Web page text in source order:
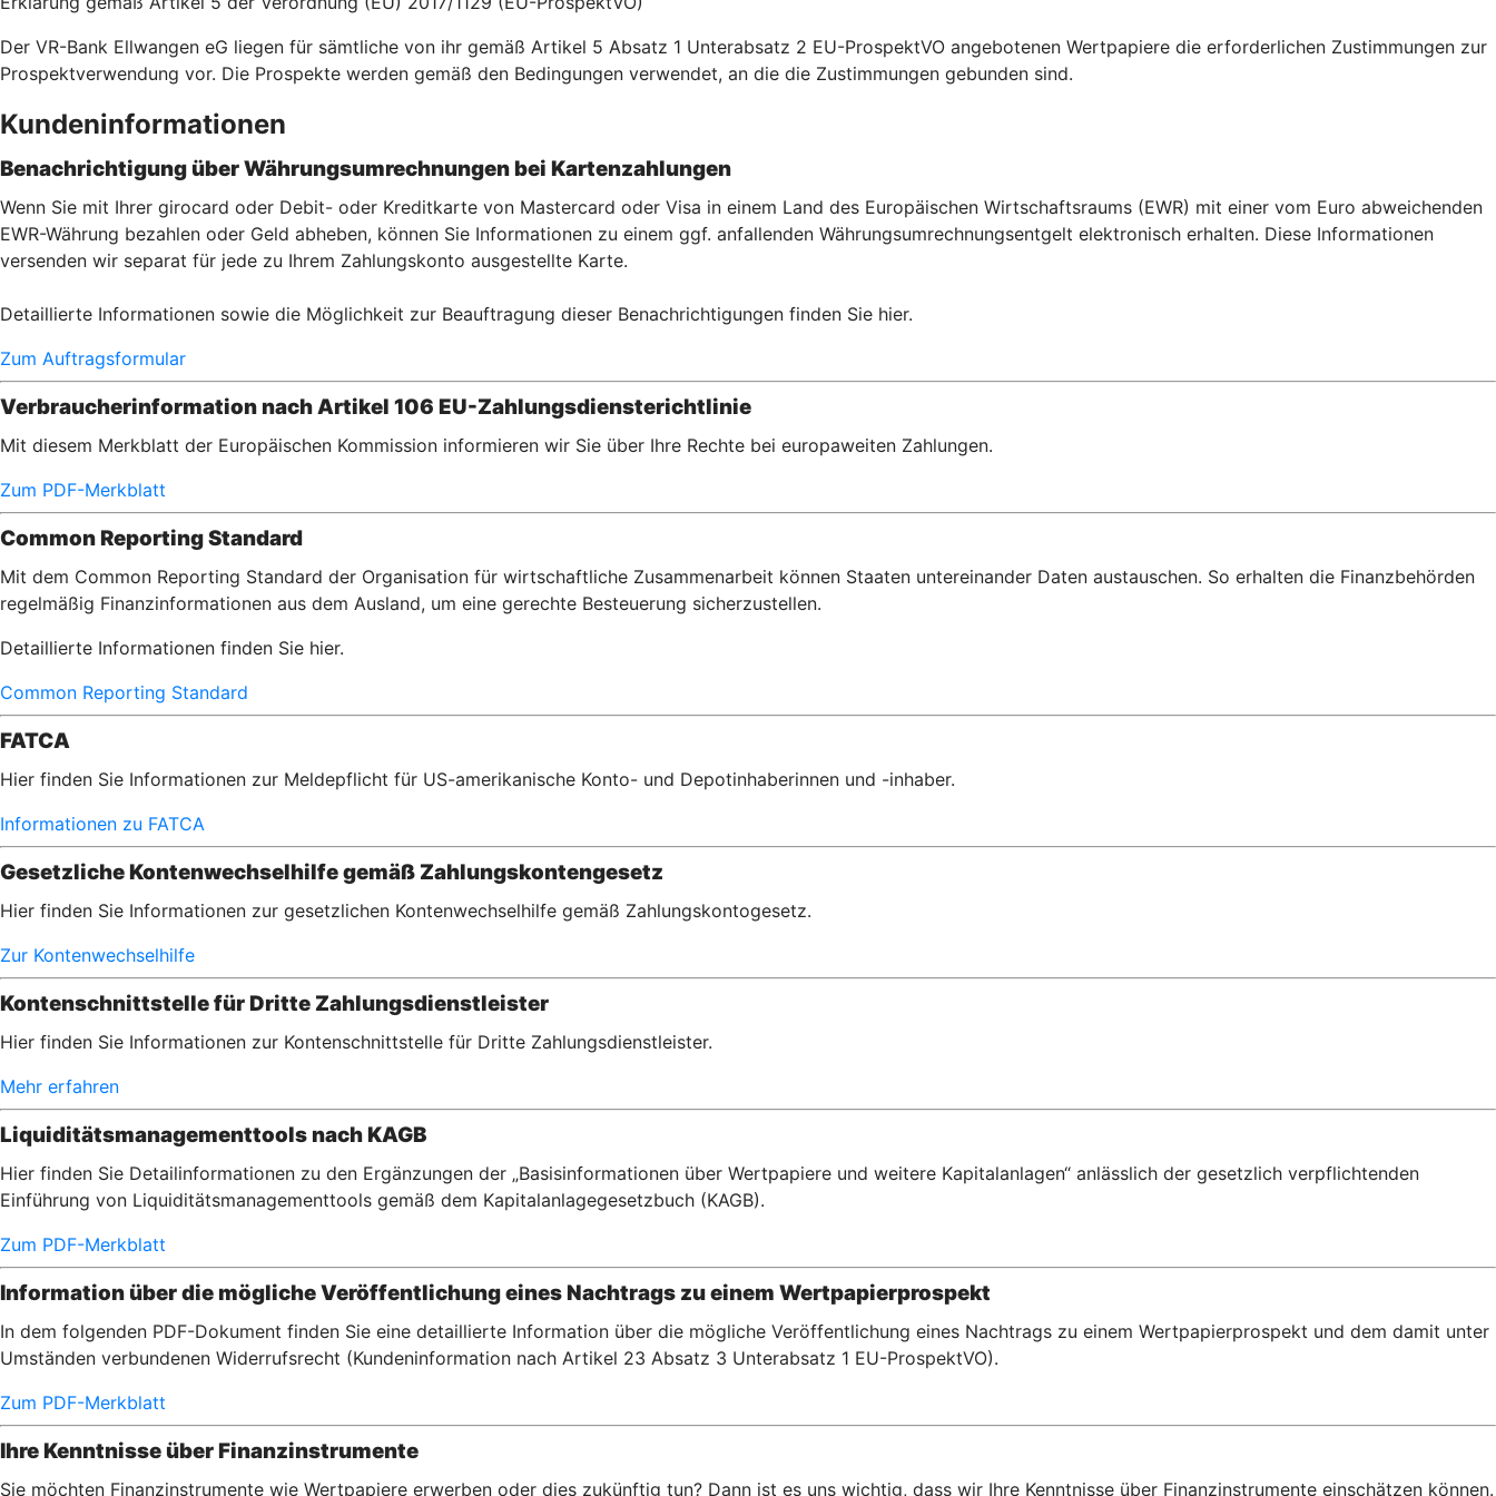
Der VR-Bank Ellwangen eG liegen für sämtliche von ihr gemäß Artikel 5 Absatz 1 Unterabsatz 2 EU-ProspektVO angebotenen Wertpapiere die erforderlichen Zustimmungen zur
Prospektverwendung vor. Die Prospekte werden gemäß den Bedingungen verwendet, an die die Zustimmungen gebunden sind.
Kundeninformationen
Benachrichtigung über Währungsumrechnungen bei Kartenzahlungen
Wenn Sie mit Ihrer girocard oder Debit- oder Kreditkarte von Mastercard oder Visa in einem Land des Europäischen Wirtschaftsraums (EWR) mit einer vom Euro abweichenden
EWR-Währung bezahlen oder Geld abheben, können Sie Informationen zu einem ggf. anfallenden Währungsumrechnungsentgelt elektronisch erhalten. Diese Informationen
versenden wir separat für jede zu Ihrem Zahlungskonto ausgestellte Karte.
Detaillierte Informationen sowie die Möglichkeit zur Beauftragung dieser Benachrichtigungen finden Sie hier.
Zum Auftragsformular
Verbraucherinformation nach Artikel 106 EU-Zahlungsdiensterichtlinie
Mit diesem Merkblatt der Europäischen Kommission informieren wir Sie über Ihre Rechte bei europaweiten Zahlungen.
Zum PDF-Merkblatt
Common Reporting Standard
Mit dem Common Reporting Standard der Organisation für wirtschaftliche Zusammenarbeit können Staaten untereinander Daten austauschen. So erhalten die Finanzbehörden
regelmäßig Finanzinformationen aus dem Ausland, um eine gerechte Besteuerung sicherzustellen.
Detaillierte Informationen finden Sie hier.
Common Reporting Standard
FATCA
Hier finden Sie Informationen zur Meldepflicht für US-amerikanische Konto- und Depotinhaberinnen und -inhaber.
Informationen zu FATCA
Gesetzliche Kontenwechselhilfe gemäß Zahlungskontengesetz
Hier finden Sie Informationen zur gesetzlichen Kontenwechselhilfe gemäß Zahlungskontogesetz.
Zur Kontenwechselhilfe
Kontenschnittstelle für Dritte Zahlungsdienstleister
Hier finden Sie Informationen zur Kontenschnittstelle für Dritte Zahlungsdienstleister.
Mehr erfahren
Liquiditätsmanagementtools nach KAGB
Hier finden Sie Detailinformationen zu den Ergänzungen der „Basisinformationen über Wertpapiere und weitere Kapitalanlagen“ anlässlich der gesetzlich verpflichtenden
Einführung von Liquiditätsmanagementtools gemäß dem Kapitalanlagegesetzbuch (KAGB).
Zum PDF-Merkblatt
Information über die mögliche Veröffentlichung eines Nachtrags zu einem Wertpapierprospekt
In dem folgenden PDF-Dokument finden Sie eine detaillierte Information über die mögliche Veröffentlichung eines Nachtrags zu einem Wertpapierprospekt und dem damit unter
Umständen verbundenen Widerrufsrecht (Kundeninformation nach Artikel 23 Absatz 3 Unterabsatz 1 EU-ProspektVO).
Zum PDF-Merkblatt
Ihre Kenntnisse über Finanzinstrumente
Sie möchten Finanzinstrumente wie Wertpapiere erwerben oder dies zukünftig tun? Dann ist es uns wichtig, dass wir Ihre Kenntnisse über Finanzinstrumente einschätzen können.